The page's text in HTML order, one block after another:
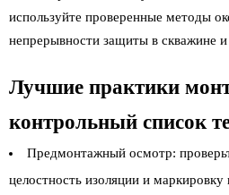
используйте проверенные методы
непрерывности защиты в скважине
Лучшие практики
контрольный список
Предмонтажный осмотр:
целостность изоляции и маркировку